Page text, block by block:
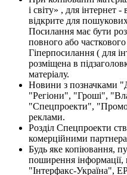
і світу» , для інтернет
відкрите для
Посилання має бути
повного або
Гіперпосилання ( для
розміщена в
матеріалу.
Новини з позначками
"Регіони", "Гроші",
"Спецпроекти",
реклами.
Розділ Спецпроекти
комерційними
Будь яке копіювання,
поширення
"Інтерфакс-Україна",